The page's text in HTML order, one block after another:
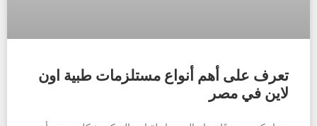
تعرف على أهم أنواع مستلزمات طبية اون
لاين في مصر